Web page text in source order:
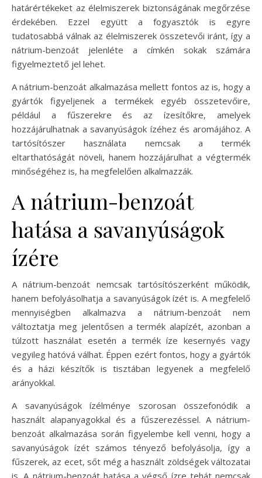
határértékeket az élelmiszerek biztonságának megőrzése
érdekében. Ezzel együtt a fogyasztók is egyre
tudatosabbá válnak az élelmiszerek összetevői iránt, így a
nátrium-benzoát jelenléte a címkén sokak számára
figyelmeztető jel lehet.
A nátrium-benzoát alkalmazása mellett fontos az is, hogy a
gyártók figyeljenek a termékek egyéb összetevőire,
például a fűszerekre és az ízesítőkre, amelyek
hozzájárulhatnak a savanyúságok ízéhez és aromájához. A
tartósítószer használata nemcsak a termék
eltarthatóságát növeli, hanem hozzájárulhat a végtermék
minőségéhez is, ha megfelelően alkalmazzák.
A nátrium-benzoát
hatása a savanyúságok
ízére
A nátrium-benzoát nemcsak tartósítószerként működik,
hanem befolyásolhatja a savanyúságok ízét is. A megfelelő
mennyiségben alkalmazva a nátrium-benzoát nem
változtatja meg jelentősen a termék alapízét, azonban a
túlzott használat esetén a termék íze kesernyés vagy
vegyileg hatóvá válhat. Éppen ezért fontos, hogy a gyártók
és a házi készítők is tisztában legyenek a megfelelő
arányokkal.
A savanyúságok ízélménye szorosan összefonódik a
használt alapanyagokkal és a fűszerezéssel. A nátrium-
benzoát alkalmazása során figyelembe kell venni, hogy a
savanyúságok ízét számos tényező befolyásolja, így a
fűszerek, az ecet, sőt még a használt zöldségek változatai
is. A nátrium-benzoát hatása a végső ízre tehát nemcsak